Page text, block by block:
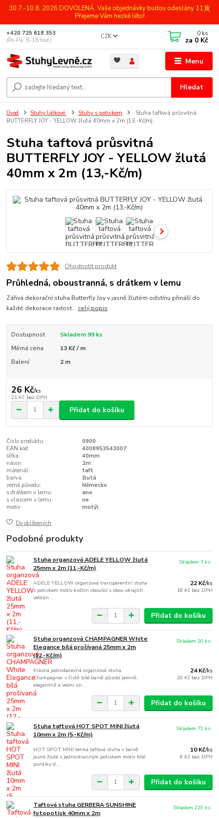
30.7.-10.8. 2026 DOVOLENÁ. Vaše objednávky budou odeslány 11.8.
Přejeme Vám hezké léto!
Menu
CZK
Hledat
+420 725 618 353
(Po-Pá, 8-16 hod.)
0 ks
za 0 Kč
Úvod Stuhy látkové Stuhy s potiskem
Stuha taftová průsvitná
BUTTERFLY JOY - YELLOW žlutá 40mm x 2m (13,-Kč/m)
Stuha taftová průsvitná
BUTTERFLY JOY - YELLOW žlutá
40mm x 2m (13,-Kč/m)
Ohodnotit produkt
Průhledná, oboustranná, s drátkem v lemu
Zářivá dekorační stuha Butterfly Joy v jasně žlutém odstínu přináší do
každé dekorace radost... celý popis
Dostupnost
Skladem 99 ks
Měrná cena
13 Kč / m
Balení
2 m
26 Kč/ks
21 Kč bez DPH
Přidat do košíku
Číslo produktu:
0900
EAN kód:
4008953543007
šířka:
40mm
návin:
2m
materiál:
taft
barva:
žlutá
země původu:
Německo
s drátkem v lemu:
ano
s vlascem v lemu:
ne
motiv:
motýl
Do oblíbených
Podobné produkty
Stuha organzová ADELE YELLOW žlutá
25mm x 2m (11,-Kč/m)
ADELE YELLOW organzová transparentní stuha
s potiskem motiv květin oboulící v obou okrajích
vetkán ...
22 Kč/ks
18 Kč bez DPH
Skladem 7 ks
Přidat do košíku
Stuha organzová CHAMPAGNER White
Elegance bílá prošívaná 25mm x 2m
(12,-Kč/m)
Krásná jednobarevná organzová stuha
Champagner v čistě bílé barvě působí jemně,
elegantně a velmi un...
24 Kč/ks
20 Kč bez DPH
Skladem 20 ks
Přidat do košíku
Stuha taftová HOT SPOT MINI žlutá
10mm x 2m (5,-Kč/m)
HOT SPOT MINI tenká taftová stuha v barvě
jasné žluté s jednostranným potiskem motiv bílé
puntíky d...
10 Kč/ks
8 Kč bez DPH
Skladem 72 ks
Přidat do košíku
Taftová stuha GERBERA SUNSHINE
fotopotisk 40mm x 2m
Skladem 229 ks